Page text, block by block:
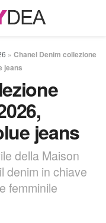
» Chanel Denim collezione
jeans
jeans
della Maison
denim in chiave
femminile